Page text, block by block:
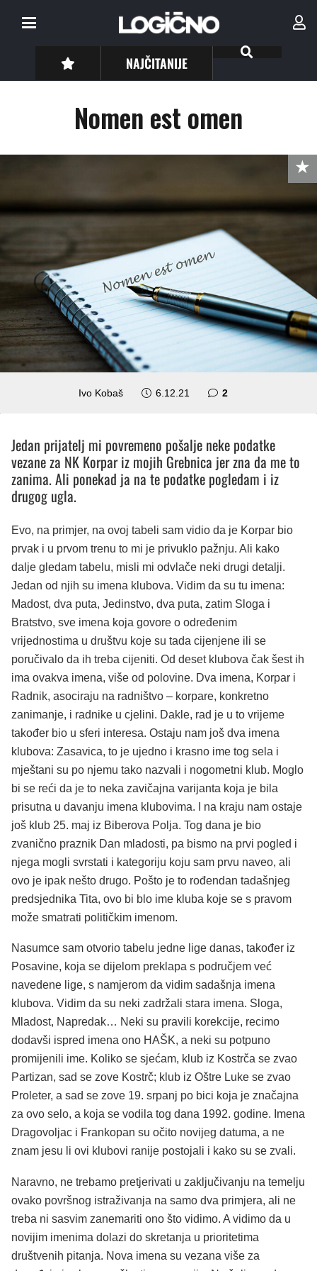
NAJČITANIJE
Nomen est omen
Ivo Kobaš 6.12.21 2komentara
Jedan prijatelj mi povremeno pošalje neke podatke
vezane za NK Korpar iz mojih Grebnica jer zna da me to
zanima. Ali ponekad ja na te podatke pogledam i iz
drugog ugla.
Evo, na primjer, na ovoj tabeli sam vidio da je Korpar bio
prvak i u prvom trenu to mi je privuklo pažnju. Ali kako
dalje gledam tabelu, misli mi odvlače neki drugi detalji.
Jedan od njih su imena klubova. Vidim da su tu imena:
Madost, dva puta, Jedinstvo, dva puta, zatim Sloga i
Bratstvo, sve imena koja govore o određenim
vrijednostima u društvu koje su tada cijenjene ili se
poručivalo da ih treba cijeniti. Od deset klubova čak šest ih
ima ovakva imena, više od polovine. Dva imena, Korpar i
Radnik, asociraju na radništvo – korpare, konkretno
zanimanje, i radnike u cjelini. Dakle, rad je u to vrijeme
također bio u sferi interesa. Ostaju nam još dva imena
klubova: Zasavica, to je ujedno i krasno ime tog sela i
mještani su po njemu tako nazvali i nogometni klub. Moglo
bi se reći da je to neka zavičajna varijanta koja je bila
prisutna u davanju imena klubovima. I na kraju nam ostaje
još klub 25. maj iz Biberova Polja. Tog dana je bio
zvanično praznik Dan mladosti, pa bismo na prvi pogled i
njega mogli svrstati i kategoriju koju sam prvu naveo, ali
ovo je ipak nešto drugo. Pošto je to rođendan tadašnjeg
predsjednika Tita, ovo bi blo ime kluba koje se s pravom
može smatrati političkim imenom.
Nasumce sam otvorio tabelu jedne lige danas, također iz
Posavine, koja se dijelom preklapa s područjem već
navedene lige, s namjerom da vidim sadašnja imena
klubova. Vidim da su neki zadržali stara imena. Sloga,
Mladost, Napredak… Neki su pravili korekcije, recimo
dodavši ispred imena ono HAŠK, a neki su potpuno
promijenili ime. Koliko se sjećam, klub iz Kostrča se zvao
Partizan, sad se zove Kostrč; klub iz Oštre Luke se zvao
Proleter, a sad se zove 19. srpanj po bici koja je značajna
za ovo selo, a koja se vodila tog dana 1992. godine. Imena
Dragovoljac i Frankopan su očito novijeg datuma, a ne
znam jesu li ovi klubovi ranije postojali i kako su se zvali.
Naravno, ne trebamo pretjerivati u zaključivanju na temelju
ovako površnog istraživanja na samo dva primjera, ali ne
treba ni sasvim zanemariti ono što vidimo. A vidimo da u
novijim imenima dolazi do skretanja u prioritetima
društvenih pitanja. Nova imena su vezana više za